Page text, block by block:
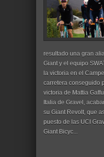
resultado una gran
Giant y el equipo
la victoria en el
carretera conseguido
victoria de Mattia
Italia de Gravel,
su Giant Revolt, que
puesto de las UCI
Giant Bicyc...